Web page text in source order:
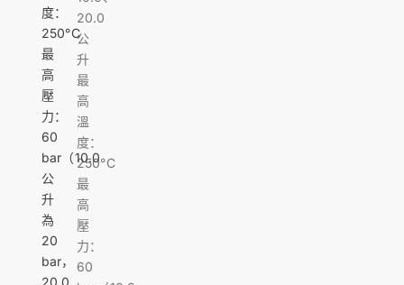
度：
250°C
最
高
壓
力：
60
bar（10.0
公
升
為
20
bar，
20.0
20.0
公
升
最
高
溫
度：
250°C
最
高
壓
力：
60